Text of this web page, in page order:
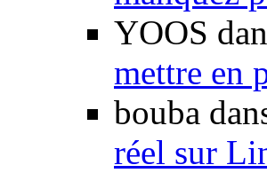
YOOS
mettre en
bouba
réel sur